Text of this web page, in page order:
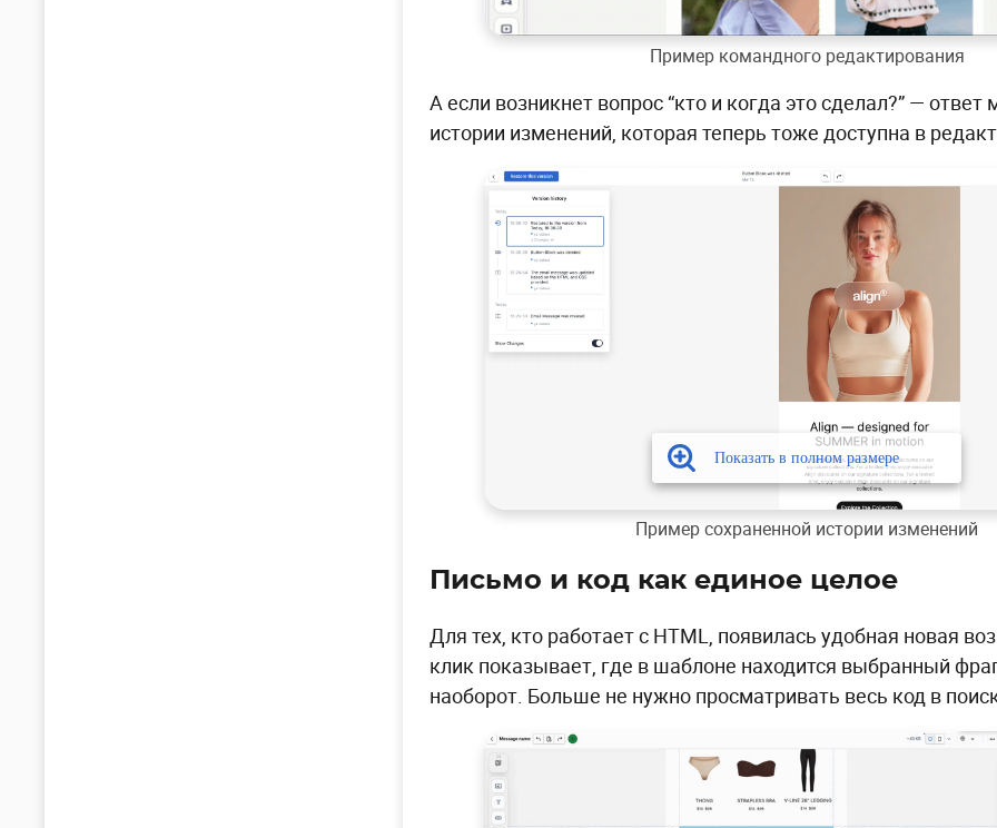
Пример командного редактирования
А если возникнет вопрос “кто и когда это сделал?” —
истории изменений, которая теперь тоже доступна в
Пример сохраненной истории изменений
Письмо и код как единое целое
Для тех, кто работает с HTML, появилась удобная новая
клик показывает, где в шаблоне находится выбранный
наоборот. Больше не нужно просматривать весь код в